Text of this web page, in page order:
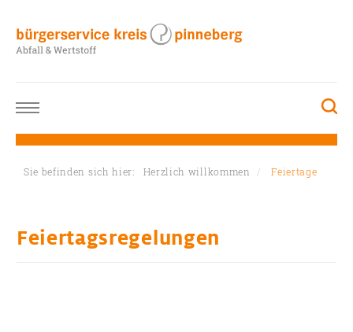
Sie befinden sich hier: Herzlich willkommen Feiertage
Feiertagsregelungen